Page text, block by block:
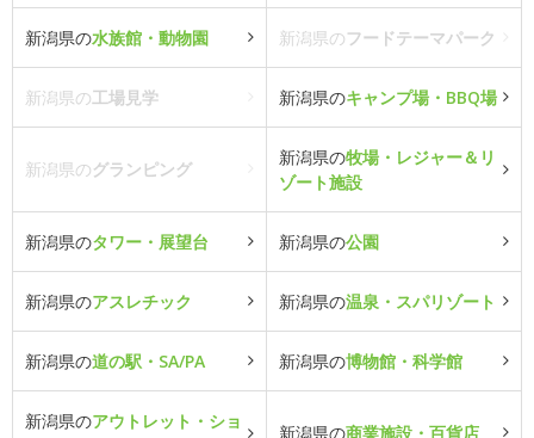
新潟県の水族館・動物園 新潟県のフードテーマパーク
新潟県の工場見学 新潟県のキャンプ場・BBQ場
新潟県のグランピング
新潟県の牧場・レジャー＆リ
ゾート施設
新潟県のタワー・展望台 新潟県の公園
新潟県のアスレチック 新潟県の温泉・スパリゾート
新潟県の道の駅・SA/PA 新潟県の博物館・科学館
新潟県のアウトレット・ショ
新潟県の商業施設・百貨店